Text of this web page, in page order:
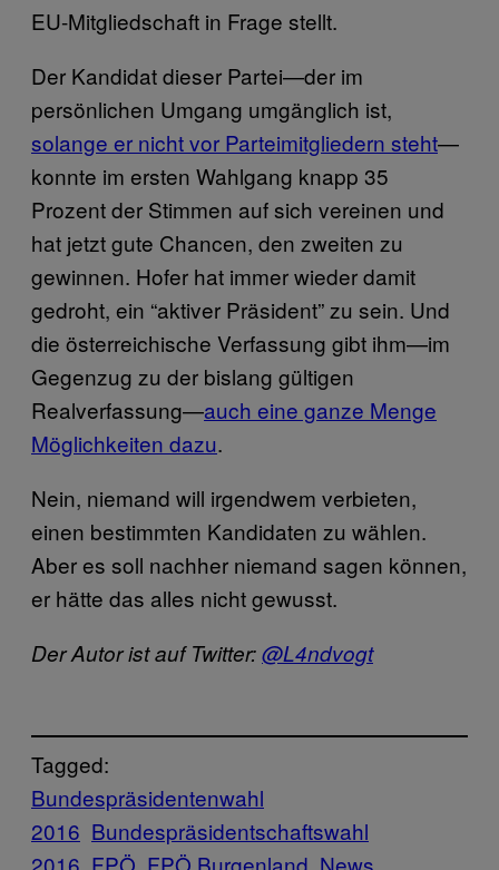
EU-Mitgliedschaft in Frage stellt.
Der Kandidat dieser Partei—der im
persönlichen Umgang umgänglich ist,
solange er nicht vor Parteimitgliedern steht—
konnte im ersten Wahlgang knapp 35
Prozent der Stimmen auf sich vereinen und
hat jetzt gute Chancen, den zweiten zu
gewinnen. Hofer hat immer wieder damit
gedroht, ein “aktiver Präsident” zu sein. Und
die österreichische Verfassung gibt ihm—im
Gegenzug zu der bislang gültigen
Realverfassung—auch eine ganze Menge
Möglichkeiten dazu.
Nein, niemand will irgendwem verbieten,
einen bestimmten Kandidaten zu wählen.
Aber es soll nachher niemand sagen können,
er hätte das alles nicht gewusst.
Der Autor ist auf Twitter:@L4ndvogt
Tagged:
Bundespräsidentenwahl
2016 Bundespräsidentschaftswahl